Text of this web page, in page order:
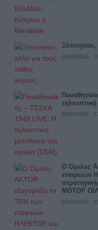
Ξύπνησαν,
05/08/2026 -
05/08/2026 -
Ο Όμιλος
εταιρειών
ΜΟΤΟΡ ΟΪΛ
05/08/2026 -